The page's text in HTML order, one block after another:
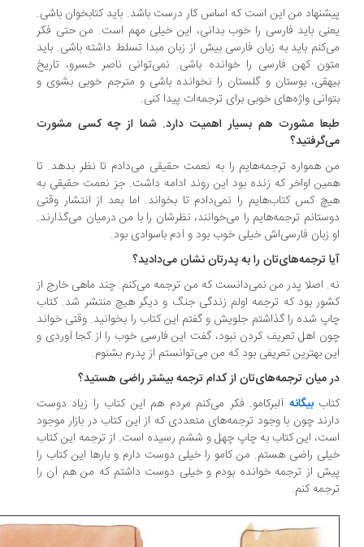
من این است که اساس کار درست باشد. باید کتابخوان باشی.
باید فارسی را خوب بدانی، این خیلی مهم است. من حتی فکر
باید به زبان فارسی بیش از زبان مبدا تسلط داشته باشی. باید
کهن فارسی را خوانده باشی. نمی‌توانی ناصر خسرو، تاریخ
بوستان و گلستان را نخوانده باشی و مترجم خوبی بشوی و
واژه‌های خوبی برای ترجمه‌ات پیدا کنی.
مشورت هم بسیار اهمیت دارد. شما از چه کسی مشورت
همواره ترجمه‌هایم را به نعمت حقیقی می‌دادم تا نظر بدهد. تا
اواخر که زنده بود این روند ادامه داشت. جز نعمت حقیقی به
کس کتاب‌هایم را نمی‌دادم تا بخواند. اما بعد از انتشار وقتی
ترجمه‌هایم را می‌خوانند، نظرشان را با من درمیان می‌گذارند.
زبان فارسی‌اش خیلی خوب بود و آدم باسوادی بود.
ترجمه‌های‌تان را به پدرتان نشان می‌دادید؟
اصلا پدر من نمی‌دانست که من ترجمه می‌کنم. چند ماهی خارج از
بود که ترجمه اولم زندگی جنگ و دیگر هیچ منتشر شد. کتاب
شده را گذاشتم جلویش و گفتم این کتاب را بخوانید. وقتی خواند
اهل تعریف کردن نبود، گفت این فارسی خوب را از کجا آوردی و
بهترین تعریفی بود که من می‌توانستم از پدرم بشنوم.
میان ترجمه‌های‌تان از کدام ترجمه بیشتر راضی هستید؟
بیگانه آلبرکامو. فکر می‌کنم مردم هم این کتاب را زیاد دوست
چون با وجود ترجمه‌های متعددی که از این کتاب در بازار موجود
این کتاب به چاپ چهل و ششم رسیده است. از ترجمه این کتاب
راضی هستم. من کامو را خیلی دوست دارم و بار‌ها این کتاب را
از ترجمه خوانده بودم و خیلی دوست داشتم که من هم آن را
کنم.